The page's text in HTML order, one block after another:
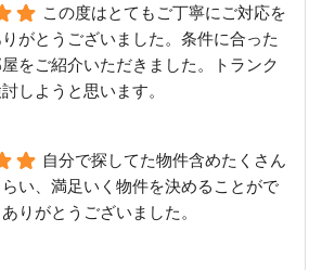
この度はとてもご丁寧にご対応を
がとうございました。条件に合った
をご紹介いただきました。トランク
しようと思います。
自分で探してた物件含めたくさん
い、満足いく物件を決めることがで
りがとうございました。